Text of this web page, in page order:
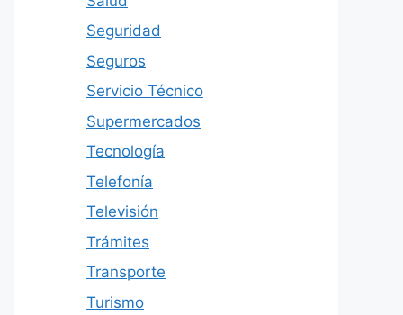
Seguridad
Seguros
Servicio Técnico
Supermercados
Tecnología
Telefonía
Televisión
Trámites
Transporte
Turismo